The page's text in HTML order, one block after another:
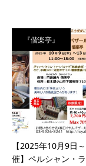
『偕楽亭』
【2025年10月9日
催】ペルシャン・